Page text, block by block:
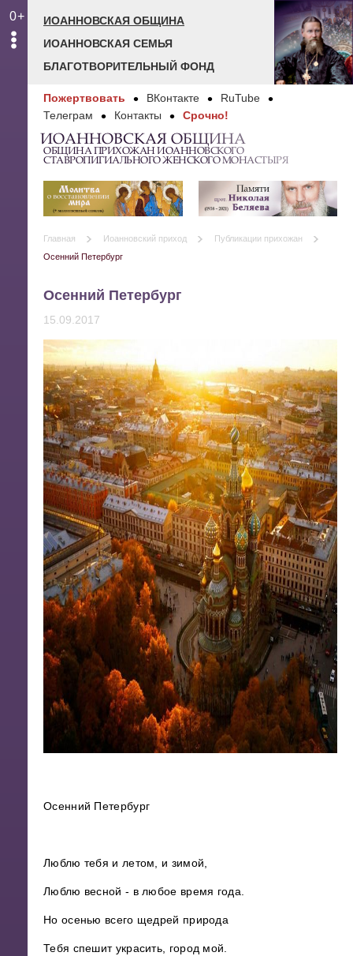
0+
ИОАННОВСКАЯ ОБЩИНА
ИОАННОВСКАЯ СЕМЬЯ
БЛАГОТВОРИТЕЛЬНЫЙ ФОНД
Пожертвовать ВКонтакте
RuTube
Телеграм
Контакты Срочно!
ИОАННОВСКАЯ ОБЩИНА
ОБЩИНА ПРИХОЖАН ИОАННОВСКОГО
СТАВРОПИГИАЛЬНОГО ЖЕНСКОГО МОНАСТЫРЯ
Главная Иоанновский приход
Публикации прихожан
Осенний Петербург
Осенний Петербург
15.09.2017
Осенний Петербург
Люблю тебя и летом, и зимой,
Люблю весной - в любое время года.
Но осенью всего щедрей природа
Тебя спешит украсить, город мой.